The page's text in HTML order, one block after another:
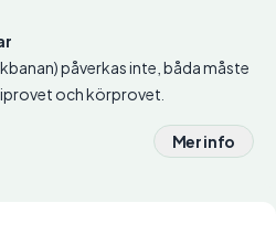
påverkas inte, båda måste
och körprovet.
Mer info